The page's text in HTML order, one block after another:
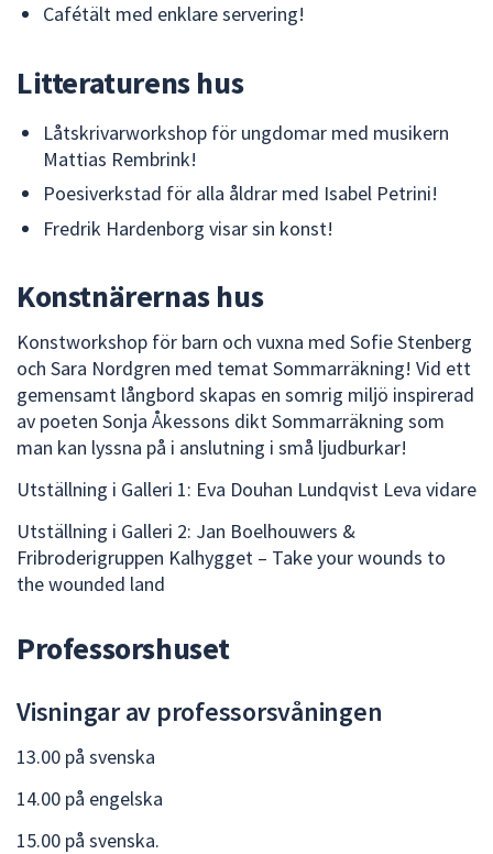
Cafétält med enklare servering!
Litteraturens hus
Låtskrivarworkshop för ungdomar med musikern
Mattias Rembrink!
Poesiverkstad för alla åldrar med Isabel Petrini!
Fredrik Hardenborg visar sin konst!
Konstnärernas hus
Konstworkshop för barn och vuxna med Sofie Stenberg
och Sara Nordgren med temat Sommarräkning! Vid ett
gemensamt långbord skapas en somrig miljö inspirerad
av poeten Sonja Åkessons dikt Sommarräkning som
man kan lyssna på i anslutning i små ljudburkar!
Utställning i Galleri 1: Eva Douhan Lundqvist Leva vidare
Utställning i Galleri 2: Jan Boelhouwers &
Fribroderigruppen Kalhygget – Take your wounds to
the wounded land
Professorshuset
Visningar av professorsvåningen
13.00 på svenska
14.00 på engelska
15.00 på svenska.